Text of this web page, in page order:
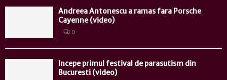
Andreea Antonescu a ramas fara Porsche
Cayenne (video)
0
Incepe primul festival de parasutism din
Bucuresti (video)